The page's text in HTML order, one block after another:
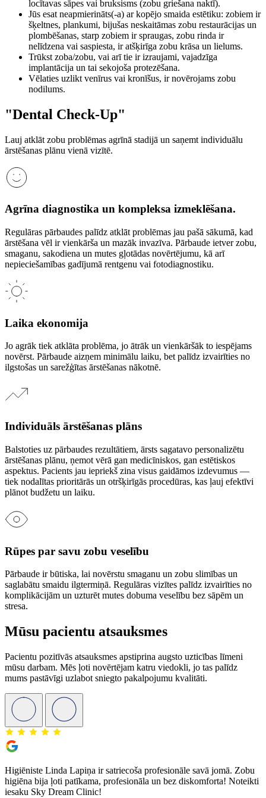
locītavas sāpes vai bruksisms (zobu griešana naktī).
Jūs esat neapmierināts(-a) ar kopējo smaida estētiku: zobiem ir
šķeltnes, plankumi, bijušas neskaitāmas zobu restaurācijas un
plombēšanas, starp zobiem ir spraugas, zobu rinda ir
nelīdzena vai saspiesta, ir atšķirīga zobu krāsa un lielums.
Trūkst zoba/zobu, vai arī tie ir izraujami, vajadzīga
implantācija un tai sekojoša protezēšana.
Vēlaties uzlikt venīrus vai kronīšus, ir novērojams zobu
nodilums.
"Dental Check-Up"
Lauj atklāt zobu problēmas agrīnā stadijā un saņemt individuālu
ārstēšanas plānu vienā vizītē.
Agrīna diagnostika un kompleksa izmeklēšana.
Regulāras pārbaudes palīdz atklāt problēmas jau pašā sākumā, kad
ārstēšana vēl ir vienkārša un mazāk invazīva. Pārbaude ietver zobu,
smaganu, sakodiena un mutes gļotādas novērtējumu, kā arī
nepieciešamības gadījumā rentgenu vai fotodiagnostiku.
Laika ekonomija
Jo agrāk tiek atklāta problēma, jo ātrāk un vienkāršāk to iespējams
novērst. Pārbaude aizņem minimālu laiku, bet palīdz izvairīties no
ilgstošas un sarežģītas ārstēšanas nākotnē.
Individuāls ārstēšanas plāns
Balstoties uz pārbaudes rezultātiem, ārsts sagatavo personalizētu
ārstēšanas plānu, ņemot vērā gan medicīniskos, gan estētiskos
aspektus. Pacients jau iepriekš zina visus gaidāmos izdevumus —
tiek nodalītas prioritārās un otršķirīgās procedūras, kas ļauj efektīvi
plānot budžetu un laiku.
Rūpes par savu zobu veselību
Pārbaude ir būtiska, lai novērstu smaganu un zobu slimības un
saglabātu smaidu ilgtermiņā. Regulāras vizītes palīdz izvairīties no
komplikācijām un uzturēt mutes dobuma veselību bez sāpēm un
stresa.
Mūsu pacientu atsauksmes
Pacientu pozitīvās atsauksmes apstiprina augsto uzticības līmeni
mūsu darbam. Mēs ļoti novērtējam katru viedokli, jo tas palīdz
mums pastāvīgi uzlabot sniegto pakalpojumu kvalitāti.
Higiēniste Linda Lapiņa ir satriecoša profesionāle savā jomā. Zobu
higiēna bija ļoti patīkama, profesionāla un bez diskomforta! Noteikti
iesaku Sky Dream Clinic!